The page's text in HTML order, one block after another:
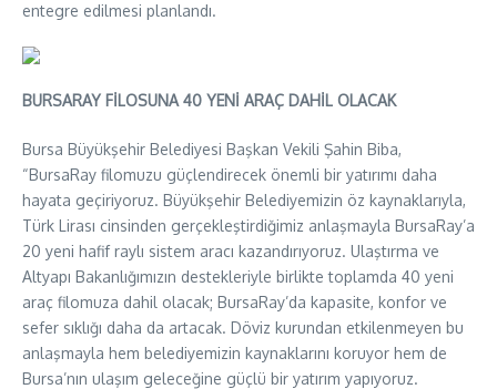
entegre edilmesi planlandı.
BURSARAY FİLOSUNA 40 YENİ ARAÇ DAHİL OLACAK
Bursa Büyükşehir Belediyesi Başkan Vekili Şahin Biba,
“BursaRay filomuzu güçlendirecek önemli bir yatırımı daha
hayata geçiriyoruz. Büyükşehir Belediyemizin öz kaynaklarıyla,
Türk Lirası cinsinden gerçekleştirdiğimiz anlaşmayla BursaRay’a
20 yeni hafif raylı sistem aracı kazandırıyoruz. Ulaştırma ve
Altyapı Bakanlığımızın destekleriyle birlikte toplamda 40 yeni
araç filomuza dahil olacak; BursaRay’da kapasite, konfor ve
sefer sıklığı daha da artacak. Döviz kurundan etkilenmeyen bu
anlaşmayla hem belediyemizin kaynaklarını koruyor hem de
Bursa’nın ulaşım geleceğine güçlü bir yatırım yapıyoruz.